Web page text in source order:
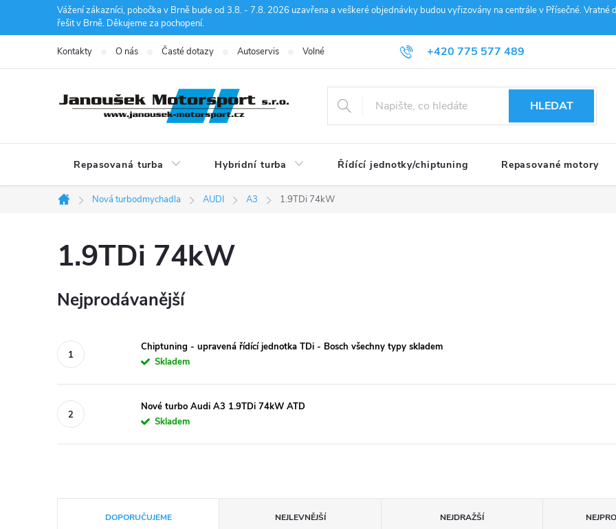
Vážení zákazníci, pobočka v Brně bude od 3.8. - 7.8. 2026 uzavřena a veškeré objednávky budou vyřizovány na centrále v Přísečné.
řešit v Brně. Děkujeme za pochopení.
+420 775 577 489
info@janousek-motorsport.cz
Kontakty O nás Časté dotazy Autoservis Volné pozice Obchodní podmínky Reklamace
HLEDAT
Repasovaná turba Hybridní turba Řídící jednotky/chiptuning Repasované motory
Domů
Nová turbodmychadla AUDI A3 1.9TDi 74kW
1.9TDi 74kW
Nejprodávanější
Chiptuning - upravená řídící jednotka TDi - Bosch všechny typy skladem
Skladem
Nové turbo Audi A3 1.9TDi 74kW ATD
Skladem
DOPORUČUJEME NEJLEVNĚJŠÍ NEJDRAŽŠÍ